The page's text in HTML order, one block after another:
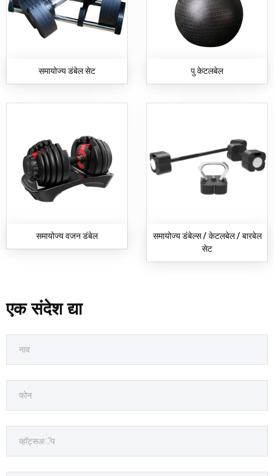
समायोज्य डंबेल सेट पु केटलबेल
समायोज्य वजन डंबेल
समायोज्य डंबेल्स / केटलबेल / बारबेल
सेट
एक संदेश द्या